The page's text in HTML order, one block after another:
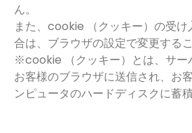
ん。
また、cookie （クッキー）の受
合は、ブラウザの設定で変更する
※cookie （クッキー）とは、サー
お客様のブラウザに送信され、お
ンピュータのハードディスクに蓄